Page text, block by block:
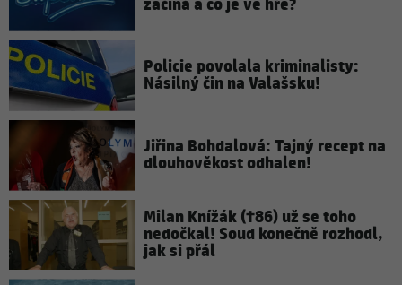
začíná a co je ve hře?
Policie povolala kriminalisty:
Násilný čin na Valašsku!
Jiřina Bohdalová: Tajný recept na
dlouhověkost odhalen!
Milan Knížák (†86) už se toho
nedočkal! Soud konečně rozhodl,
jak si přál